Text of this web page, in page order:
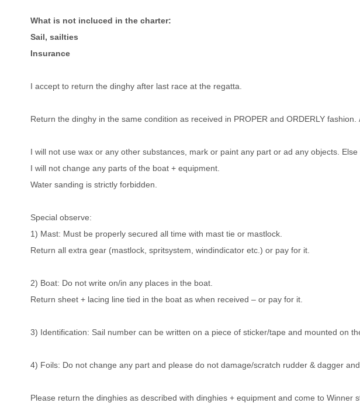
What is not incluced in the charter:
Sail, sailties
Insurance
I accept to return the dinghy after last race at the regatta.
Return the dinghy in the same condition as received in PROPER and ORDERLY
I will not use wax or any other substances, mark or paint any part or ad any objects.
I will not change any parts of the boat + equipment.
Water sanding is strictly forbidden.
Special observe:
1) Mast: Must be properly secured all time with mast tie or mastlock.
Return all extra gear (mastlock, spritsystem, windindicator etc.) or pay for it.
2) Boat: Do not write on/in any places in the boat.
Return sheet + lacing line tied in the boat as when received – or pay for it.
3) Identification: Sail number can be written on a piece of sticker/tape and mounted on
4) Foils: Do not change any part and please do not damage/scratch rudder & dagger
Please return the dinghies as described with dinghies + equipment and come to Winner